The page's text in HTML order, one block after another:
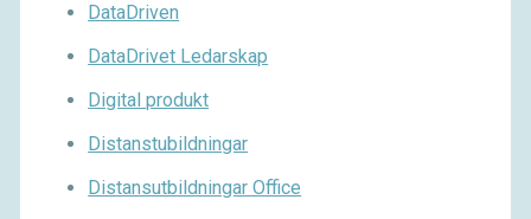
DataDriven
DataDrivet Ledarskap
Digital produkt
Distanstubildningar
Distansutbildningar Office